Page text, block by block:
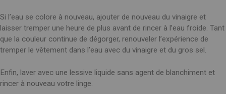
GREECE
English
HUNGARY
Magyar
English
UKRAINE
SAUDI ARABIA
Arabic
English
Si l’eau se colore à nouveau, ajouter de nouveau du vinaigre et
laisser tremper une heure de plus avant de rincer à l’eau froide. Tant
que la couleur continue de dégorger, renouveler l’expérience de
tremper le vêtement dans l’eau avec du vinaigre et du gros sel.
Enfin, laver avec une lessive liquide sans agent de blanchiment et
rincer à nouveau votre linge.